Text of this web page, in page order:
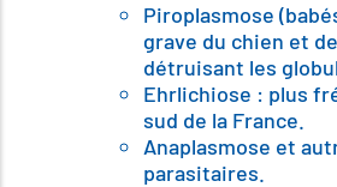
Piroplasmose
grave du chien et
détruisant les
Ehrlichiose : plus
sud de la France.
Anaplasmose et
parasitaires.